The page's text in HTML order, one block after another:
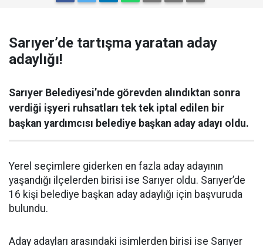
Sarıyer’de tartışma yaratan aday
adaylığı!
Sarıyer Belediyesi’nde görevden alındıktan sonra
verdiği işyeri ruhsatları tek tek iptal edilen bir
başkan yardımcısı belediye başkan aday adayı oldu.
Yerel seçimlere giderken en fazla aday adayının
yaşandığı ilçelerden birisi ise Sarıyer oldu. Sarıyer’de
16 kişi belediye başkan aday adaylığı için başvuruda
bulundu.
Aday adayları arasındaki isimlerden birisi ise Sarıyer